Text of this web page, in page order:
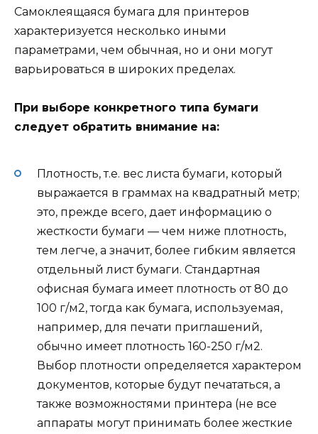
Самоклеящаяся бумага для принтеров
характеризуется несколько иными
параметрами, чем обычная, но и они могут
варьироваться в широких пределах.
При выборе конкретного типа бумаги
следует обратить внимание на:
Плотность, т.е. вес листа бумаги, который
выражается в граммах на квадратный метр;
это, прежде всего, дает информацию о
жесткости бумаги — чем ниже плотность,
тем легче, а значит, более гибким является
отдельный лист бумаги. Стандартная
офисная бумага имеет плотность от 80 до
100 г/м2, тогда как бумага, используемая,
например, для печати приглашений,
обычно имеет плотность 160-250 г/м2.
Выбор плотности определяется характером
документов, которые будут печататься, а
также возможностями принтера (не все
аппараты могут принимать более жесткие